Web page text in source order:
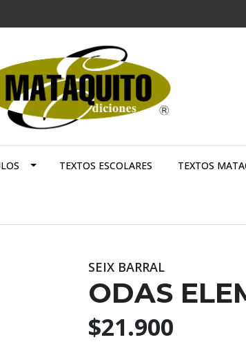
TEXTOS ESCOLARES TEXTOS
SEIX BARRAL
ODAS
$21.900